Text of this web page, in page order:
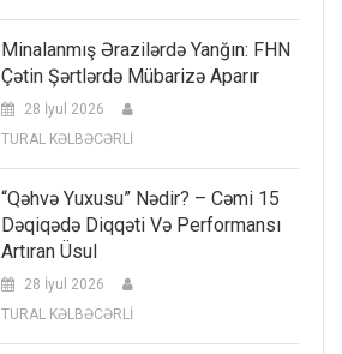
Minalanmış Ərazilərdə Yanğın: FHN
Çətin Şərtlərdə Mübarizə Aparır
28 İyul 2026
TURAL KƏLBƏCƏRLİ
“Qəhvə Yuxusu” Nədir? – Cəmi 15
Dəqiqədə Diqqəti Və Performansı
Artıran Üsul
28 İyul 2026
TURAL KƏLBƏCƏRLİ